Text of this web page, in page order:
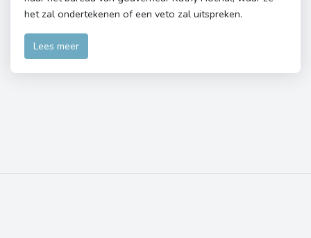
het zal ondertekenen of een veto zal uitspreken.
Lees meer